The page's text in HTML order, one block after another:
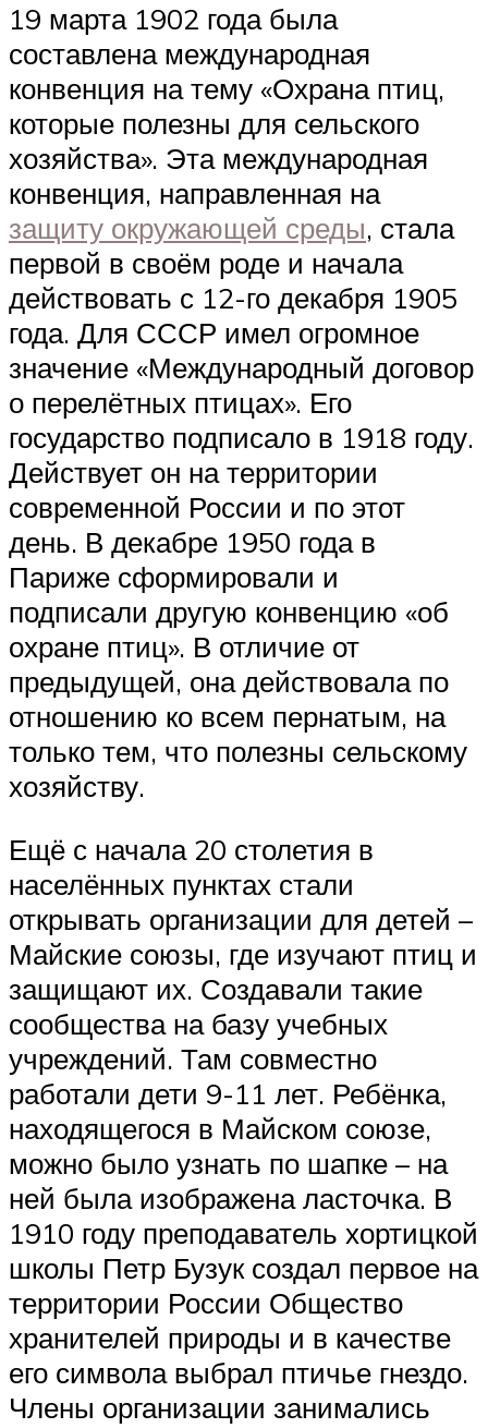
19 марта 1902 года была
составлена международная
конвенция на тему «Охрана птиц,
которые полезны для сельского
хозяйства». Эта международная
конвенция, направленная на
защиту окружающей среды, стала
первой в своём роде и начала
действовать с 12-го декабря 1905
года. Для СССР имел огромное
значение «Международный договор
о перелётных птицах». Его
государство подписало в 1918 году.
Действует он на территории
современной России и по этот
день. В декабре 1950 года в
Париже сформировали и
подписали другую конвенцию «об
охране птиц». В отличие от
предыдущей, она действовала по
отношению ко всем пернатым, на
только тем, что полезны сельскому
хозяйству.
Ещё с начала 20 столетия в
населённых пунктах стали
открывать организации для детей –
Майские союзы, где изучают птиц и
защищают их. Создавали такие
сообщества на базу учебных
учреждений. Там совместно
работали дети 9-11 лет. Ребёнка,
находящегося в Майском союзе,
можно было узнать по шапке – на
ней была изображена ласточка. В
1910 году преподаватель хортицкой
школы Петр Бузук создал первое на
территории России Общество
хранителей природы и в качестве
его символа выбрал птичье гнездо.
Члены организации занимались